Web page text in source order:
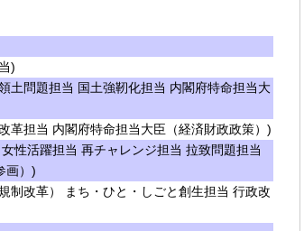
)
問題担当 国土強靭化担当 内閣府特命担当大
担当 内閣府特命担当大臣（経済財政政策）)
性活躍担当 再チャレンジ担当 拉致問題担当
画）)
改革） まち・ひと・しごと創生担当 行政改